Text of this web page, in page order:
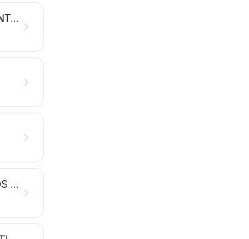
PREPARACIONES DE HORTALIZAS, FRUTAS U OTROS FRUTOS O DEMÁS PARTES DE PLANTAS
RESIDUOS Y DESPERDICIOS DE LAS INDUSTRIAS ALIMENTARIAS; ALIMENTOS PREPARADOS PARA ANIMALES